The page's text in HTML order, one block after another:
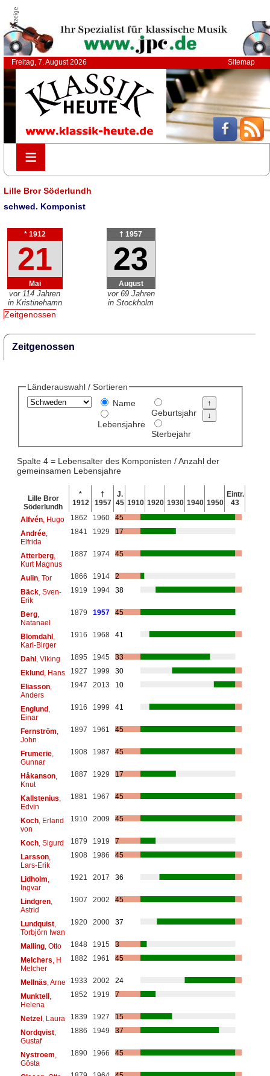
Anzeige
Freitag, 7. August 2026 Sitemap
≡
≡
Lille Bror Söderlundh
schwed. Komponist
* 1912
21
Mai
vor 114 Jahren
in Kristinehamn
† 1957
23
August
vor 69 Jahren
in Stockholm
Zeitgenossen
Zeitgenossen
Länderauswahl / Sortieren
Name
Lebensjahre
Geburtsjahr
Sterbejahr
Spalte 4 = Lebensalter des Komponisten / Anzahl der
gemeinsamen Lebensjahre
Lille Bror
Söderlundh
*
1912
†
1957
J.
45 1910 1920 1930 1940 1950
Eintr.
43
Alfvén, Hugo 1862 1960
45
Andrée,
Elfrida
1841 1929 17
Atterberg,
Kurt Magnus
1887 1974 45
Aulin, Tor 1866 1914
2
Bäck, Sven-
Erik
1919 1994 38
Berg,
Natanael
1879 1957 45
Blomdahl,
Karl-Birger
1916 1968 41
Dahl, Viking 1895 1945
33
Eklund, Hans 1927 1999
30
Eliasson,
Anders
1947 2013 10
Englund,
Einar
1916 1999 41
Fernström
John
1897 1961 45
Frumerie,
Gunnar
1908 1987 45
Håkanson,
Knut
1887 1929 17
Kallstenius
Edvin
1881 1967 45
Koch, Erland
von
1910 2009 45
Koch, Sigurd 1879 1919
7
Larsson,
Lars-Erik
1908 1986 45
Lidholm
Ingvar
1921 2017 36
Lindgren,
Astrid
1907 2002 45
Lundquist,
Torbjörn Iwan
1920 2000 37
Malling, Otto 1848 1915
3
Melchers , H
Melcher
1882 1961 45
Mellnäs , Arne 1933 2002
24
Munktell,
Helena
1852 1919 7
Netzel, Laura 1839 1927
15
Nordqvist,
Gustaf
1886 1949 37
Nystroem
Gösta
1890 1966 45